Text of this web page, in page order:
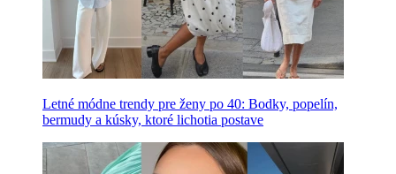
Letné módne trendy pre ženy po 40: Bodky, popelín,
bermudy a kúsky, ktoré lichotia postave